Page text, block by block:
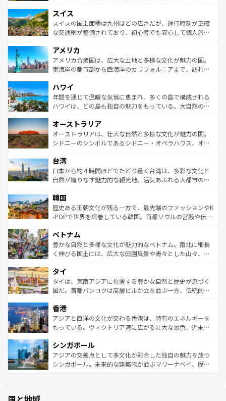
れる地方に足を運ぶとそれぞれで全く異なる文化を体験で
きるだろう。 なお、新着のフランス情報はコンテンツ一覧
を参照してほしい。
は、お酒好きな人にはぜひ体験してほしい。 なお、新着の
ドイツ情報はコンテンツ一覧を参照してほしい。
リアごとに異なる魅力がある。また、優雅なアフタヌーン
ティー、ビール好きにはたまらない英国パブ、サッカー観
戦など、本場だからこそできる体験も豊富。イギリスを旅
ンツ一覧を参照してほしい。
スイス
スイスの国土面積は九州ほどの広さだが、運行時刻が正確
な交通網が整備されており、初心者でも安心して個人旅行
の建物がそのまま残る町や、スイスならではのユニークな
博物館もあり、アルプス観光だけでなく町歩きも満喫する
ことができる。国民の所得が高いため物価も高いが、旅行
ば市内交通費無料で観光を楽しむこともできる。 なお、新
着のスイス情報はコンテンツ一覧 を参照してほしい。
アメリカ
アメリカ合衆国は、広大な土地と多様な文化が魅力の国。
東海岸の都市部から西海岸のカリフォルニアまで、訪れる
のような巨大都市は、観光、ショッピング、エンターテイ
ンメントが詰まった刺激的なスポットだ。一方、アメリカ
西部には大自然が広がり、グランドキャニオンやイエロー
部のニューオーリンズでは、音楽と美食が融合した独特の
文化が魅力。旅行者はアメリカの各地域で異なる魅力を楽
しみながら、その多様性と豊かな歴史を感じることができ
ならではの贅沢な旅のスタイルだ。 なお、新着のアメリカ
情報はコンテンツ一覧を参照してほしい。
ハワイ
年間を通じて温暖な気候に恵まれ、多くの島で構成される
ハワイは、どの島も独自の魅力をもっている。大自然の神
ワイ島は見逃せない。また、定番の観光地といえばオアフ
島だが、静かな自然を求めるならマウイ島やカウアイ島が
おすすめ。エメラルドグリーンに輝く海をはじめ、豊かな
れるおもてなしの心で訪れる人々を迎えてくれるハワイの
人々、おいしいローカルフードやハワイアンミュージッ
ク、伝統的なフラダンスなど、すべてがハワイの魅力を彩
ワイを、存分に味わってほしい。 なお、新着のハワイ情報
はコンテンツ一覧を参照してほしい。
オーストラリア
オーストラリアは、壮大な自然と多様な文化が魅力の国。
シドニーのシンボルであるシドニー・オペラハウス、オー
リアリーフや大陸中央部にそびえるウルル（エアーズロッ
ク）、タスマニアの美しい原生林やケアンズの熱帯雨林な
ど、見どころがたくさん。また、カフェやワイン、オージ
いる。アクティビティも充実しており、サーフィンやダイ
ビング、ハイキングなど、アウトドア好きにはたまらな
い。オーストラリアの多彩な魅力を存分に味わいつくそ
参照してほしい。
台湾
日本から約４時間ほどでたどり着く台湾は、多彩な文化と
自然が織りなす魅力的な観光地。活気あふれる大都市の台
ン）、静ひつな山岳地帯である台湾東部など、都市の喧騒
と山間の静けさが共存しており、訪れる人に新しい発見と
驚きをもたらしてくれる。また、奥深い台湾の食文化も魅
容にもいいと評判のスイーツなど、バラエティ豊かな料理
が味わえる。 なお、新着の台湾情報は コンテンツ一覧を参
照してほしい。
韓国
歴史ある王朝文化が残る一方で、最先端のファッションやK
-POPで世界を席巻している韓国。首都ソウルの宮殿や伝統
き、地方に足を延ばせば四季折々の自然美を楽しむことが
できる。そして、キムチや焼肉、絶品のストリートフード
まで、さまざまな韓国料理が待っている。夜には、韓国な
リティに包まれながら、韓国の多彩な魅力を心ゆくまで味
わってみてほしい。 なお、新着の韓国情報はコンテンツ一
覧を参照してほしい。
ベトナム
豊かな自然と多様な文化が魅力的なベトナム。南北に細長
く伸びる国土には、広大な田園風景や青々とした山々、世
急速な発展と共に伝統が息づく。ハノイの古い町並みやホ
ーチミン市のフランス統治時代の建物も、独特の雰囲気を
醸し出している。また、バラエティの豊かさとおいしさで
とつ。フォーやバインミー、ベトナムコーヒーなどは、ぜ
ひ現地で味わいたい。どの地域を訪れてもあたたかい人々
が旅行者を迎えてくれるので、きっと忘れられない旅にな
参照してほしい。
タイ
タイは、東南アジアに位置する豊かな自然と歴史が息づく
国だ。首都バンコクは高層ビルが立ち並ぶ一方、伝統的な
の活気が交差している。北部ではチェンマイなどの山岳地
帯で自然と触れ合い、南部ではプーケットやクラビの美し
いビーチでリゾート気分を楽しむことができる。タイ料理
激する。気候は一年中温暖で、どの季節にも異なる楽しみ
が待っている。親しみやすいタイの人々、仏教を中心とし
た文化、そして多様な観光資源が、訪れる旅人を魅了し続
香港
アジアと西洋の文化が交わる香港は、特有のエネルギーを
もっている。ヴィクトリア湾に広がる壮大な景色、近未来
み、どこを訪れても感動するはず。観光スポットが密集し
ており、効率よく見どころを回れるのも魅力。息をのむよ
うな絶景から文化的な体験まで、香港を存分に楽しみ尽く
シンガポール
アジアの交差点として多文化が融合した独自の魅力を放つ
シンガポール。未来的な建築物が並ぶマリーナベイ、歴史